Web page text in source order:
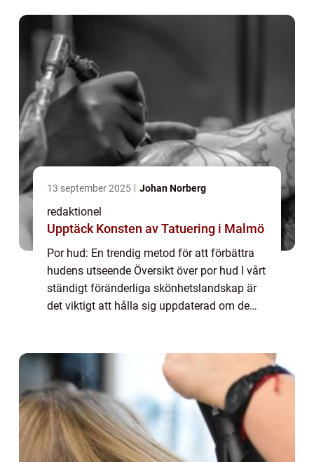
13 september 2025 Johan Norberg
redaktionel
Upptäck Konsten av Tatuering i Malmö
Por hud: En trendig metod för att förbättra
hudens utseende Översikt över por hud I vårt
ständigt föränderliga skönhetslandskap är
det viktigt att hålla sig uppdaterad om de
behandl...